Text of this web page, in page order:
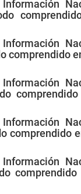
comprendido
comprendido